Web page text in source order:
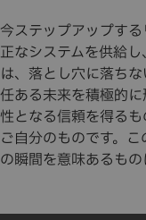
今ステップアップす
正なシステムを供給
は、落とし穴に落ち
任ある未来を積極的
性となる信頼を得るも
ご自分のものです。
の瞬間を意味あるもの